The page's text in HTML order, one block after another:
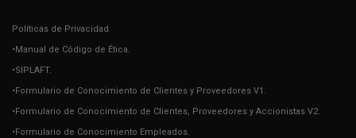
Políticas de Privacidad
•Manual de Código de Ética.
•SIPLAFT.
•Formulario de Conocimiento de Clientes y Proveedores V1.
•Formulario de Conocimiento de Clientes, Proveedores y Accionistas V2.
•Formulario de Conocimiento Empleados.